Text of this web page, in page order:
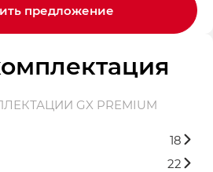
предложение
GX PREMIUM
18
22